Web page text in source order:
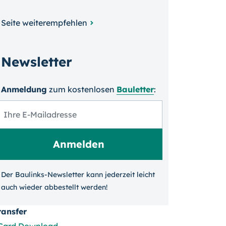
Seite weiterempfehlen
Newsletter
Anmeldung zum kosten­losen Bauletter:
Der Baulinks-Newsletter kann jeder­zeit leicht
auch wieder ab­bestellt werden!